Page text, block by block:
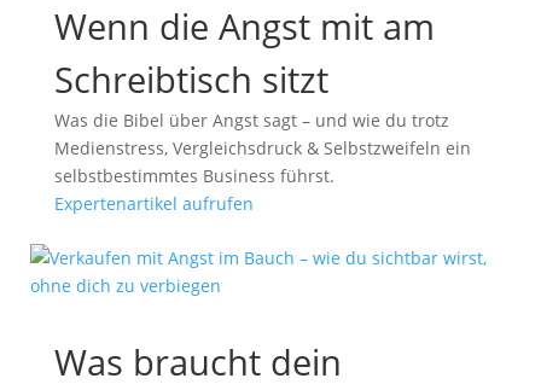
Wenn die Angst mit am
Schreibtisch sitzt
Was die Bibel über Angst sagt – und wie du trotz
Medienstress, Vergleichsdruck & Selbstzweifeln ein
selbstbestimmtes Business führst.
Expertenartikel aufrufen
Was braucht dein